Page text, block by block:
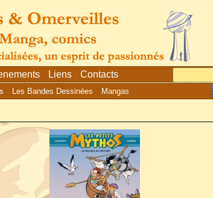
Liens Contacts
Les Bandes Dessinées Mangas